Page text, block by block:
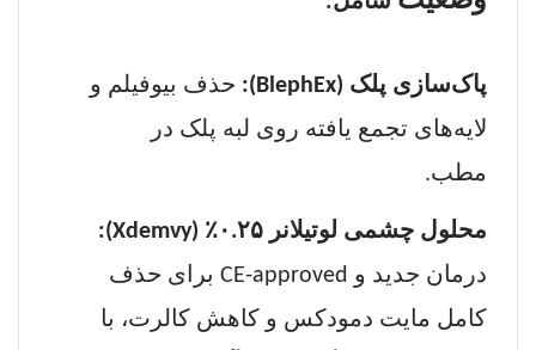
پاک‌سازی پلک (BlephEx
): حذف بیوفیلم و
لایه‌های تجمع یافته روی لبه پلک در
مطب.
محلول چشمی لوتیلانر ۰.۲۵ ٪ (
Xdemvy
):
درمان جدید و CE-approved برای حذف
کامل مایت دمودکس و کاهش کالرت، با